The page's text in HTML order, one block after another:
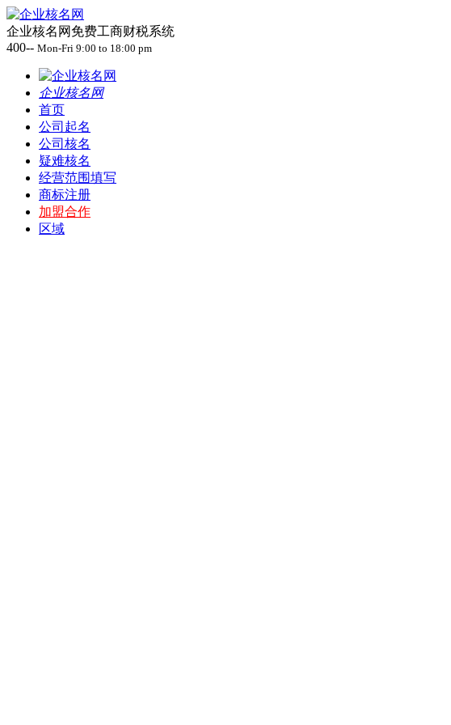
企业核名网免费工商财税系统
400-- Mon-Fri 9:00 to 18:00 pm
企业核名网
首页
公司起名
公司核名
疑难核名
经营范围填写
商标注册
加盟合作
区域